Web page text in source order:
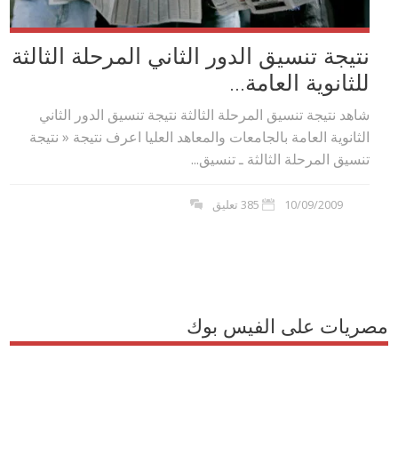
نتيجة تنسيق الدور الثاني المرحلة الثالثة
للثانوية العامة...
شاهد نتيجة تنسيق المرحلة الثالثة نتيجة تنسيق الدور الثاني
الثانوية العامة بالجامعات والمعاهد العليا اعرف نتيجة « نتيجة
تنسيق المرحلة الثالثة ـ تنسيق...
10/09/2009 385 تعليق
مصريات على الفيس بوك